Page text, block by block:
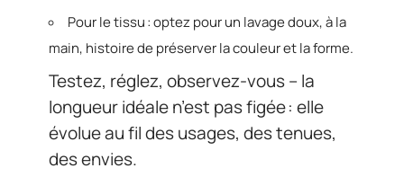
Pour le tissu : optez pour un lavage doux, à la
main, histoire de préserver la couleur et la forme.
Testez, réglez, observez-vous – la
longueur idéale n’est pas figée : elle
évolue au fil des usages, des tenues,
des envies.